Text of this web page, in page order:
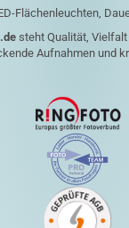
Flächenleuchten,
steht Qualität,
Aufnahmen und